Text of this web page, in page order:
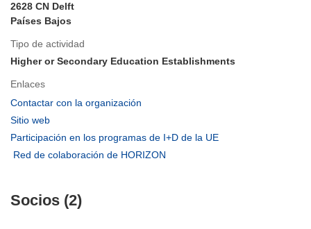
2628 CN Delft
Países Bajos
Tipo de actividad
Higher or Secondary Education Establishments
Enlaces
Contactar con la organización
en
nueva
Sitio web
abrirá
en
ventana)
Participación en los programas de I+D de la UE
Red de colaboración de HORIZON
Socios (2)